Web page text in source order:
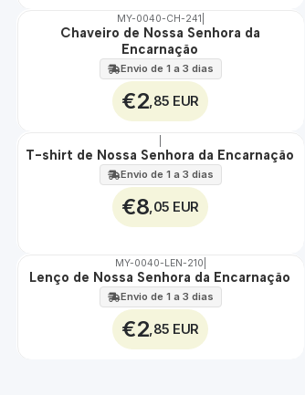
MY-0040-CH-241
Chaveiro de Nossa Senhora da
Encarnação
Envio de 1 a 3 dias
€2 ,85 EUR
🇵🇹
T-shirt de Nossa Senhora da Encarnação
Envio de 1 a 3 dias
€8 ,05 EUR
🇵🇹
MY-0040-LEN-210
Lenço de Nossa Senhora da Encarnação
Envio de 1 a 3 dias
€2 ,85 EUR